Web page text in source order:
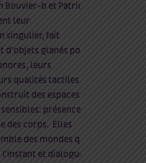
Bouvier-b et Patricia
leur
singulier, fait
d’objets glanés pour
leurs
qualités tactiles.
des espaces et
présence,
des corps. Elles
des mondes qui
et dialoguent